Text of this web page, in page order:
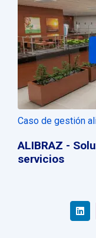
Caso de gestión
ALIBRAZ -
servicios